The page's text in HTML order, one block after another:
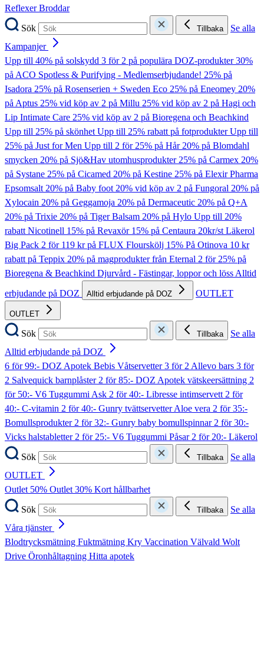
ReflexerBroddar
Sök
Tillbaka
Se alla
Kampanjer
Upp till 40% på solskydd 3 för 2 på populära DOZ-produkter30%
på ACO Spotless & Purifying - Medlemserbjudande! 25% på
Isadora 25% på Rosenserien + Sweden Eco 25% på Eneomey 20%
på Aptus 25% vid köp av 2 på Millu 25% vid köp av 2 på Hagi och
Lip Intimate Care 25% vid köp av 2 på Bioregena och Beachkind
Upp till 25% på skönhetUpp till 25% rabatt på fotprodukterUpp till
25% på Just for Men Upp till 2 för 25% på Hår20% på Blomdahl
smycken 20% på Sjö&Hav utomhusprodukter25% på Carmex 20%
på Systane 25% på Cicamed 20% på Kestine 25% på Elexir Pharma
Epsomsalt20% på Baby foot20% vid köp av 2 på Fungoral 20% på
Xylocain 20% på Geggamoja 20% på Dermaceutic 20% på Q+A
20% på Trixie 20% på Tiger Balsam 20% på Hylo Upp till 20%
rabatt Nicotinell 15% på Revaxör 15% på Centaura 20kr/st Läkerol
Big Pack 2 för 119 kr på FLUX Flourskölj 15% På Otinova 10 kr
rabatt på Teppix 20% på magprodukter från Eternal 2 för 25% på
Bioregena & Beachkind Djurvård - Fästingar, loppor och lössAlltid
erbjudande på DOZ
Alltid erbjudande på DOZ OUTLET
OUTLET
Sök Tillbaka
Se alla
Alltid erbjudande på DOZ
6 för 99:- DOZ Apotek Bebis Våtservetter3 för 2 Allevo bars 3 för
2 Salvequick barnplåster2 för 85:- DOZ Apotek vätskeersättning 2
för 50:- V6 Tuggummi Ask 2 för 40:- Libresse intimservett2 för
40:- C-vitamin 2 för 40:- Gunry tvättservetter Aloe vera 2 för 35:-
Bomullsprodukter2 för 32:- Gunry baby bomullspinnar2 för 30:-
Vicks halstabletter2 för 25:- V6 Tuggummi Påsar2 för 20:- Läkerol
Sök
Tillbaka
Se alla
OUTLET
Outlet 50% Outlet 30% Kort hållbarhet
Sök
Tillbaka
Se alla
Våra tjänster
Blodtrycksmätning Fuktmätning Kry Vaccination Välvald Wolt
Drive Öronhåltagning Hitta apotek